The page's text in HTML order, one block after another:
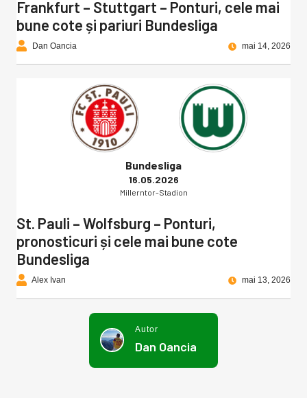
Frankfurt – Stuttgart – Ponturi, cele mai
bune cote și pariuri Bundesliga
Dan Oancia mai 14, 2026
Bundesliga
16.05.2026
Millerntor-Stadion
St. Pauli – Wolfsburg – Ponturi,
pronosticuri și cele mai bune cote
Bundesliga
Alex Ivan mai 13, 2026
Autor
Dan Oancia